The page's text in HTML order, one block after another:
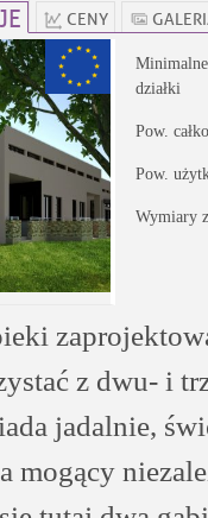
CENY
działki
Pow.
Pow.
Wymiary
z dwu- i
jadalnie,
mogący